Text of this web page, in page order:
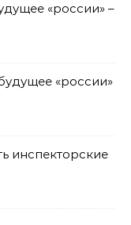
«россии» –
«россии»
инспекторские